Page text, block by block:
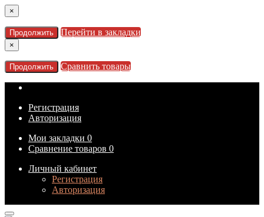
×
Продолжить Перейти в закладки
×
Продолжить Сравнить товары
Регистрация
Авторизация
Мои закладки 0
Сравнение товаров 0
Личный кабинет
Регистрация
Авторизация